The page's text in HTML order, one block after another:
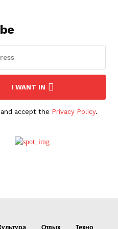
I WANT IN
accept the Privacy Policy.